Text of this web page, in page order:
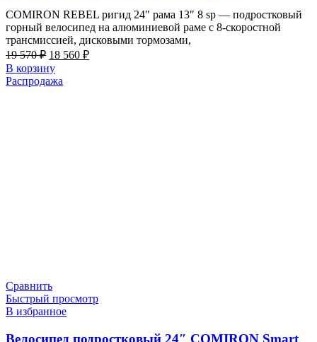
COMIRON REBEL ригид 24″ рама 13″ 8 sp — подростковый
горный велосипед на алюминиевой раме с 8-скоростной
трансмиссией, дисковыми тормозами,
19 570₽ Первоначальная
цена
составляла
19
18 560 ₽Текущая
В корзину
Распродажа
Сравнить
Быстрый просмотр
В избранное
Велосипед подростковый 24″ COMIRON Smart